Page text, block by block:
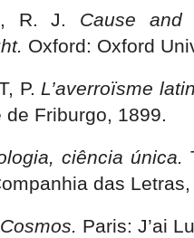
R. J. Cause and
Oxford: Oxford
P. L’averroïsme
de Friburgo, 1899.
ciência única.
das
Cosmos. Paris: J’ai